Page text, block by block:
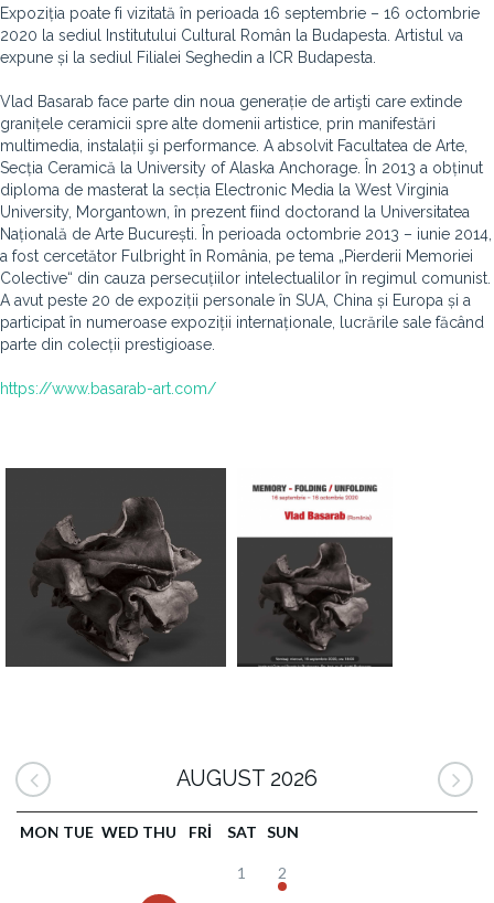
Expoziția poate fi vizitată în perioada 16 septembrie – 16 octombrie
2020 la sediul Institutului Cultural Român la Budapesta. Artistul va
expune și la sediul Filialei Seghedin a ICR Budapesta.
Vlad Basarab face parte din noua generație de artişti care extinde
granițele ceramicii spre alte domenii artistice, prin manifestări
multimedia, instalații şi performance. A absolvit Facultatea de Arte,
Secția Ceramică la University of Alaska Anchorage. În 2013 a obținut
diploma de masterat la secția Electronic Media la West Virginia
University, Morgantown, în prezent fiind doctorand la Universitatea
Națională de Arte București. În perioada octombrie 2013 – iunie 2014,
a fost cercetător Fulbright în România, pe tema „Pierderii Memoriei
Colective“ din cauza persecuțiilor intelectualilor în regimul comunist.
A avut peste 20 de expoziții personale în SUA, China și Europa și a
participat în numeroase expoziții internaționale, lucrările sale făcând
parte din colecții prestigioase.
https://www.basarab-art.com/
AUGUST 2026
MON TUE WED THU FRI SAT SUN
1 2